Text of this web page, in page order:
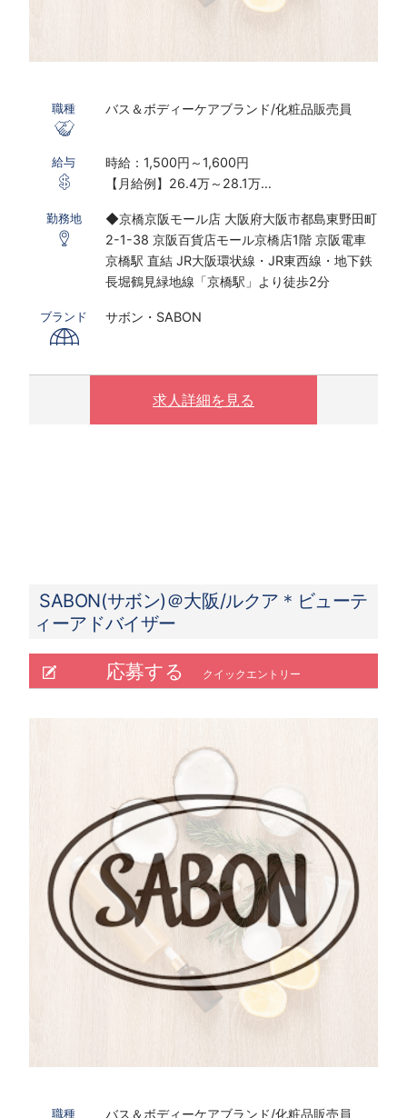
職種 バス＆ボディーケアブランド/化粧品販売員
給与
時給：1,500円～1,600円
【月給例】26.4万～28.1万
※研修期間あり
※時給は経験・スキルにより決定いたします
※配属先は適正やスキル考慮の上決定いたしま
す
※ 実働8時間以上は1.25倍
※ 夜10時以降は1.25倍
勤務地
◆京橋京阪モール店 大阪府大阪市都島東野田町
2-1-38 京阪百貨店モール京橋店1階 京阪電車
京橋駅 直結 JR大阪環状線・JR東西線・地下鉄
長堀鶴見緑地線「京橋駅」より徒歩2分
ブランド サボン・SABON
求人詳細を見る
SABON(サボン)＠大阪/ルクア＊ビューテ
ィーアドバイザー
応募する クイックエントリー
職種 バス＆ボディーケアブランド/化粧品販売員